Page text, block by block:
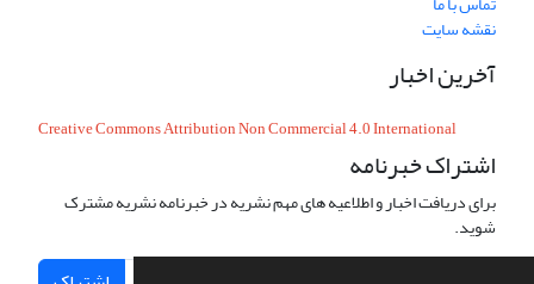
نقشه سایت
آخرین اخبار
Creative Commons Attribution Non Commercial 4.0 International
اشتراک خبرنامه
برای دریافت اخبار و اطلاعیه های مهم نشریه در خبرنامه نشریه مشترک
شوید.